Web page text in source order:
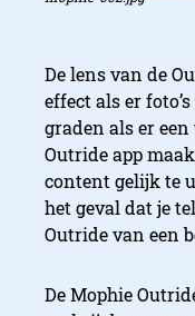
De lens van de
effect als er
graden als er
Outride app
content gelijk te
het geval dat je
Outride van een
De Mophie